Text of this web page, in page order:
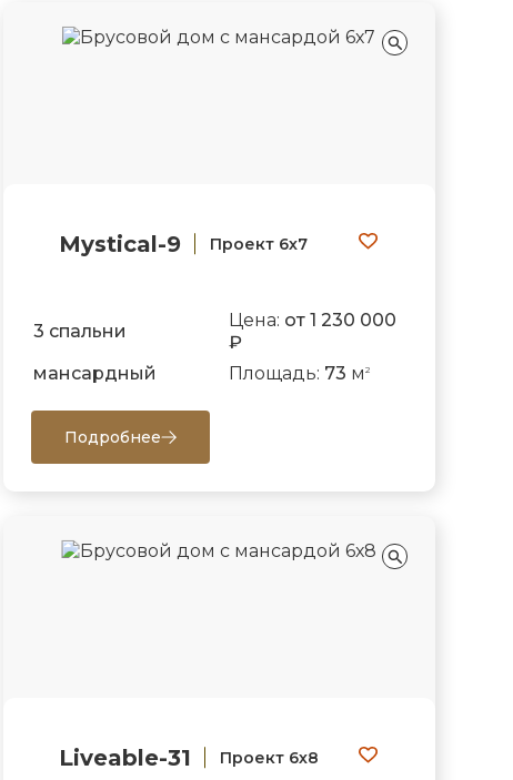
Mystical-9 Проект 6х7
3 спальни
Цена: от 1 230 000
₽
мансардный
Площадь: 73 м 2
Подробнее
Liveable-31 Проект 6х8